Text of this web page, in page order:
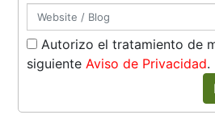
Autorizo el tratamiento de
siguienteAviso de Privacidad.